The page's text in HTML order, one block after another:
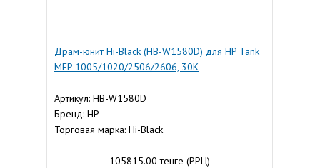
Драм-юнит Hi-Black (HB-W1580D) для HP Tank
MFP 1005/1020/2506/2606, 30K
Артикул: HB-W1580D
Бренд: HP
Торговая марка: Hi-Black
105815.00 тенге (РРЦ)